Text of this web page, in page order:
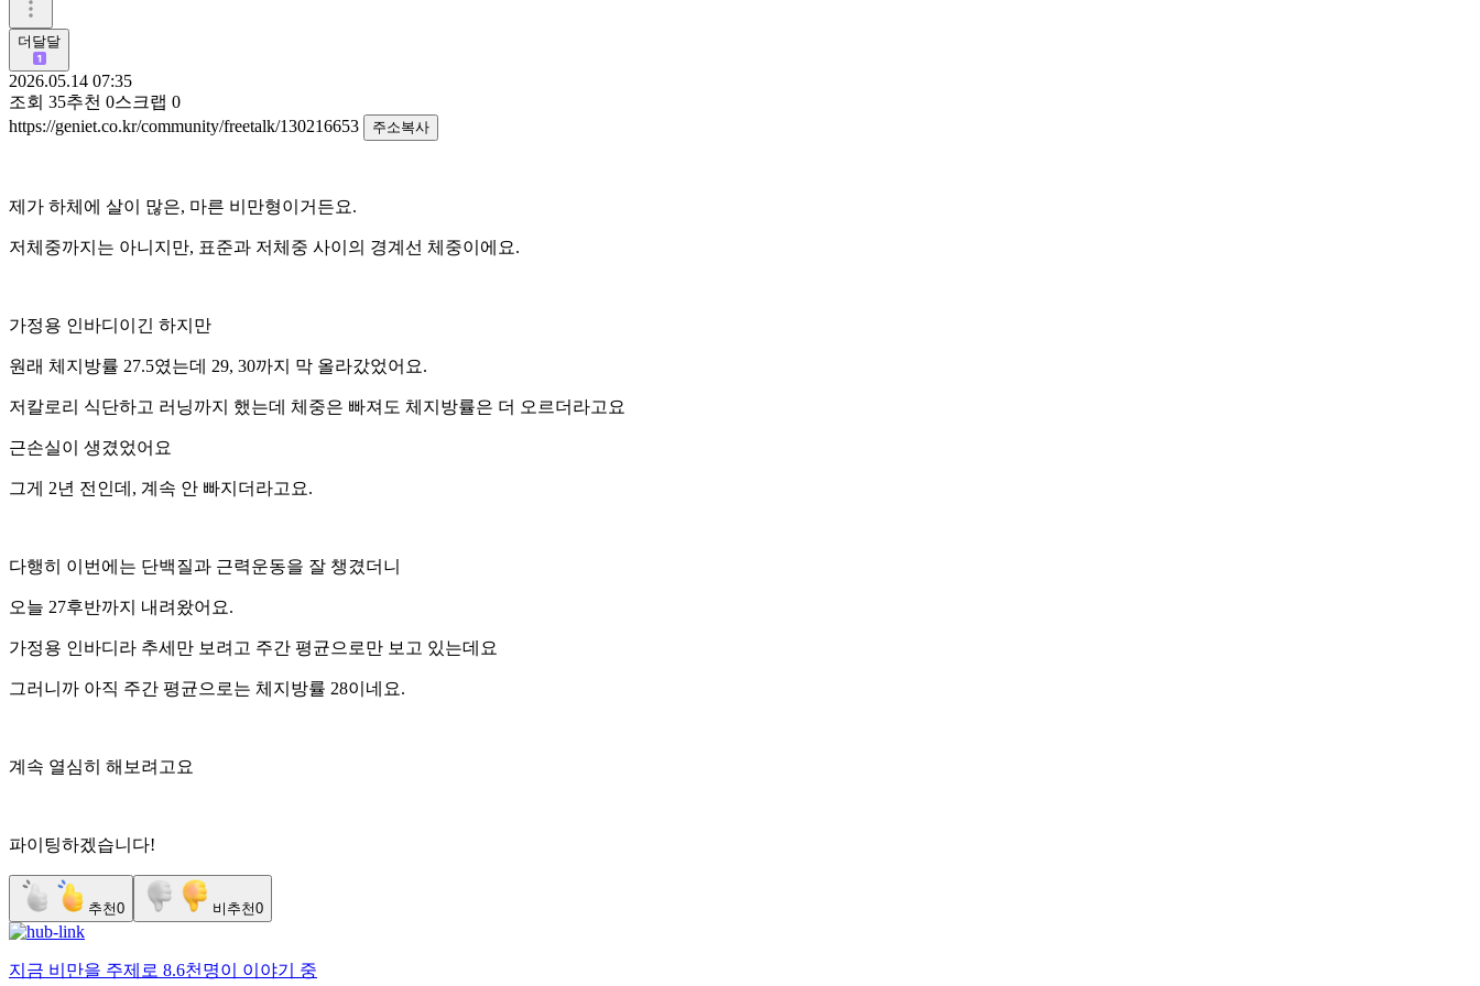
더달달
2026.05.14 07:35
조회 35추천 0스크랩 0
https://geniet.co.kr/community/freetalk/130216653
주소복사
제가 하체에 살이 많은, 마른 비만형이거든요.
저체중까지는 아니지만, 표준과 저체중 사이의 경계선 체중이에요.
가정용 인바디이긴 하지만
원래 체지방률 27.5였는데 29, 30까지 막 올라갔었어요.
저칼로리 식단하고 러닝까지 했는데 체중은 빠져도 체지방률은 더 오르더라고요
근손실이 생겼었어요
그게 2년 전인데, 계속 안 빠지더라고요.
다행히 이번에는 단백질과 근력운동을 잘 챙겼더니
오늘 27후반까지 내려왔어요.
가정용 인바디라 추세만 보려고 주간 평균으로만 보고 있는데요
그러니까 아직 주간 평균으로는 체지방률 28이네요.
계속 열심히 해보려고요
파이팅하겠습니다!
추천0 비추천0
지금 비만을 주제로 8.6천명이 이야기 중